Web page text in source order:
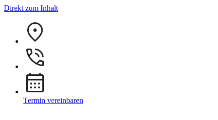
Direkt zum Inhalt
Termin vereinbaren